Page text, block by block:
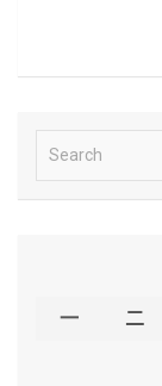
e
一 二